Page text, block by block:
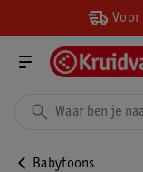
Voor
Babyfoons